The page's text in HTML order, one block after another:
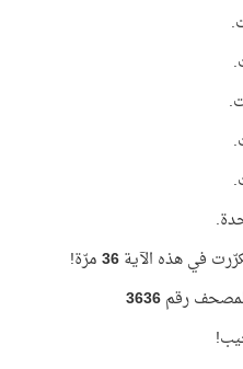
في هذه الآية36مرّة!
رقم3636